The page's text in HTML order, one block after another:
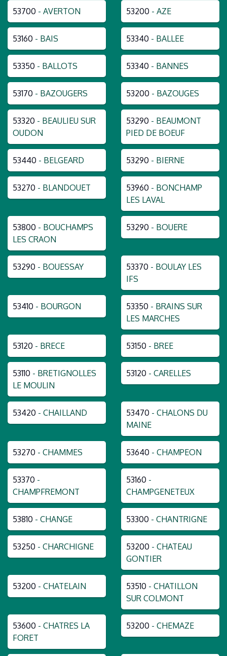
53700 - AVERTON 53200 - AZE
53160 - BAIS 53340 - BALLEE
53350 - BALLOTS 53340 - BANNES
53170 - BAZOUGERS 53200 - BAZOUGES
53320 - BEAULIEU SUR
OUDON
53290 - BEAUMONT
PIED DE BOEUF
53440 - BELGEARD 53290 - BIERNE
53270 - BLANDOUET 53960 - BONCHAMP
LES LAVAL
53800 - BOUCHAMPS
LES CRAON
53290 - BOUERE
53290 - BOUESSAY 53370 - BOULAY LES
IFS
53410 - BOURGON 53350 - BRAINS SUR
LES MARCHES
53120 - BRECE 53150 - BREE
53110 - BRETIGNOLLES
LE MOULIN
53120 - CARELLES
53420 - CHAILLAND 53470 - CHALONS DU
MAINE
53270 - CHAMMES 53640 - CHAMPEON
53370 -
CHAMPFREMONT
53160 -
CHAMPGENETEUX
53810 - CHANGE 53300 - CHANTRIGNE
53250 - CHARCHIGNE 53200 - CHATEAU
GONTIER
53200 - CHATELAIN 53510 - CHATILLON
SUR COLMONT
53600 - CHATRES LA
FORET
53200 - CHEMAZE